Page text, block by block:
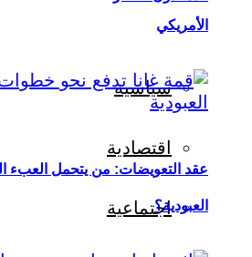
سياسية
اقتصادية
اجتماعية
الأمريكي
عقد التعويضات: من يتحمل العبء
العبودية؟